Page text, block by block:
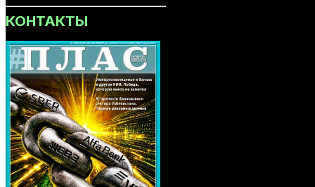
КОНТАКТЫ